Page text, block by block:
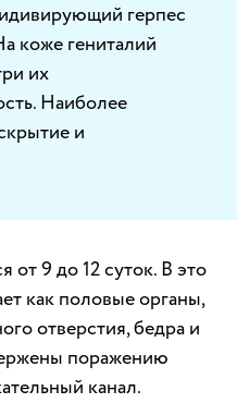
герпес
коже гениталий
их
Наиболее
и
от 9 до 12 суток. В это
как половые органы,
отверстия, бедра и
поражению
канал.